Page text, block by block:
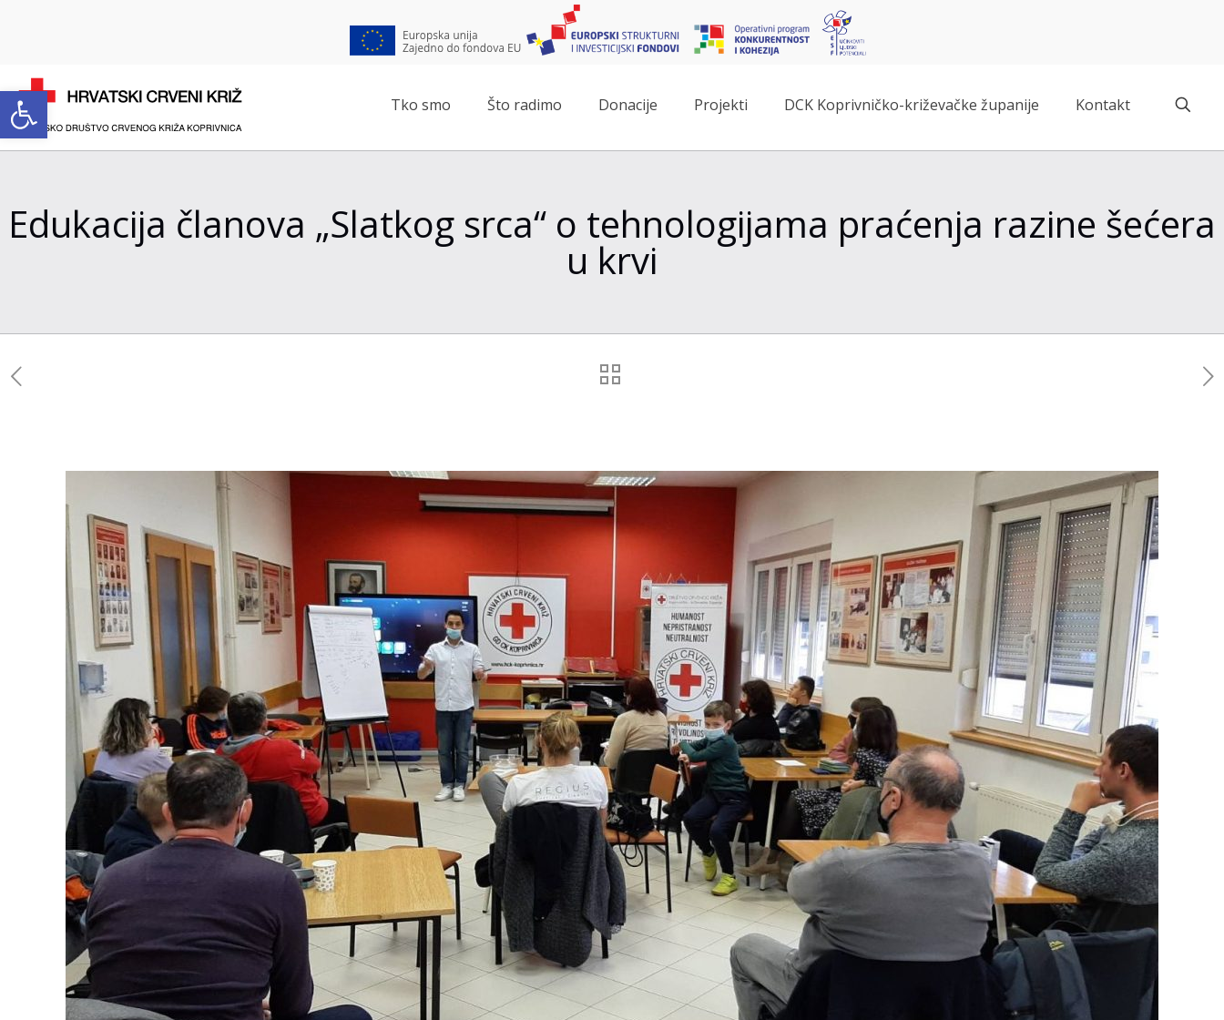
Open toolbar Tko smo Što radimo Donacije Projekti DCK Koprivničko-križevačke županije Kontakt
Edukacija članova „Slatkog srca“ o tehnologijama praćenja razine šećera
u krvi